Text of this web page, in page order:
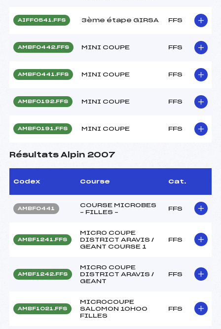
AIFF0541.FFS 3ème étape GIRSA FFS
AMBF0442.FFS MINI COUPE FFS
AMBF0441.FFS MINI COUPE FFS
AMBF0192.FFS MINI COUPE FFS
AMBF0191.FFS MINI COUPE FFS
Résultats Alpin 2007
Codex Course Cat.
AMBF0441
COURSE MICROBES
– FILLES –
FFS
AMBF1241.FFS
MICRO COUPE
DISTRICT ARAVIS /
GEANT COURSE 1
FFS
AMBF1242.FFS
MICRO COUPE
DISTRICT ARAVIS /
GEANT
FFS
AMBF1021.FFS
MICROCOUPE
SALOMON 10H00
FILLES
FFS